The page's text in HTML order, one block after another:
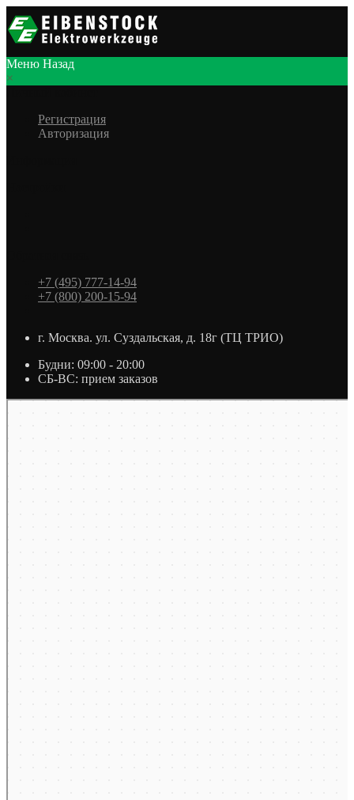
Меню Назад
×
Регистрация
Авторизация
+7 (495) 777-14-94
+7 (800) 200-15-94
г. Москва. ул. Суздальская, д. 18г (ТЦ ТРИО)
Будни: 09:00 - 20:00
СБ-ВС: прием заказов